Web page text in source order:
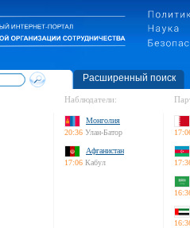
Расширенный поиск
Наблюдатели:
Монголия
20:36 Улан-Батор
Афганистан
17:06 Кабул